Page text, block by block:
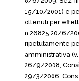
15/10/2001) e
ottenuti per
n.26825 20/6/
ripetutamente
amministrativa (v.
26/9/2008;
29/3/2006;